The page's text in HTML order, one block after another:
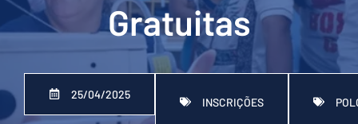
Gratuitas
25/04/2025
INSCRIÇÕES